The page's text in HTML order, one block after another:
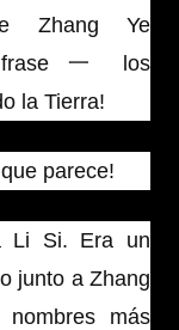
Zhang Ye
frase 一 los
la Tierra!
parece!
Li Si. Era un
junto a Zhang
más